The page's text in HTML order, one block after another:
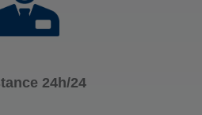
24h/24